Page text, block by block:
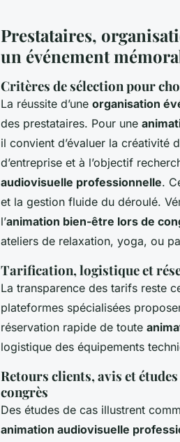
Prestataires,
un événement
Critères de sélection pour
La réussite d’une organisation
des prestataires. Pour une
il convient d’évaluer la créativité
d’entreprise et à l’objectif
audiovisuelle professionnelle.
et la gestion fluide du déroulé.
l’animation bien-être lors de
ateliers de relaxation, yoga, ou
Tarification, logistique et
La transparence des tarifs reste
plateformes spécialisées
réservation rapide de toute
logistique des équipements
Retours clients, avis et
congrès
Des études de cas illustrent
animation audiovisuelle